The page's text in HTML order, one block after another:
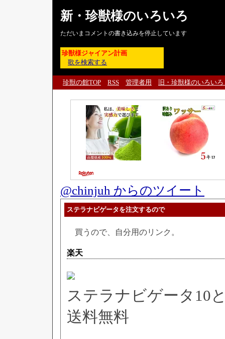
新・珍獣様のいろいろ
ただいまコメントの書き込みを停止しています
珍獣様ジャイアン計画
歌を検索する
珍獣の館TOP RSS 管理者用 旧・珍獣様のいろい
@chinjuh からのツイート
ステラナビゲータを注文するので
買うので、自分用のリンク。
楽天
ステラナビゲータ10
送料無料